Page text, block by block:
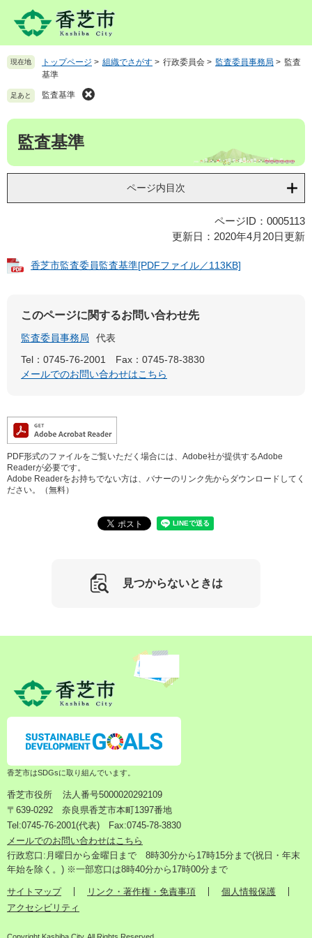
先
。
を
て
へ
現在地 トップページ > 組織でさがす > 行政委員会 > 監査委員事務局 > 監査
基準
足あと 監査基準
本
監査基準
ページ内目次
ページID：0005113
更新日：2020年4月20日更新
香芝市監査委員監査基準[PDFファイル／113KB]
このページに関するお問い合わせ先
監査委員事務局
代表
Tel：0745-76-2001
Fax：0745-78-3830
メールでのお問い合わせはこちら
PDF形式のファイルをご覧いただく場合には、Adobe社が提供するAdobe
Readerが必要です。
Adobe Readerをお持ちでない方は、バナーのリンク先からダウンロードしてく
ださい。（無料）
見つからないときは
香芝市はSDGsに取り組んでいます。
香芝市役所
法人番号5000020292109
〒639-0292 奈良県香芝市本町1397番地
Tel:0745-76-2001(代表) Fax:0745-78-3830
メールでのお問い合わせはこちら
行政窓口:月曜日から金曜日まで 8時30分から17時15分まで(祝日・年末
年始を除く。) ※一部窓口は8時40分から17時00分まで
サイトマップ リンク・著作権・免責事項
個人情報保護
アクセシビリティ